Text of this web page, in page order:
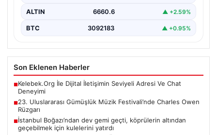
ALTIN 6660.6 ▲ +2.59%
BTC 3092183 ▲ +0.95%
Son Eklenen Haberler
■Kelebek.Org İle Dijital İletişimin Seviyeli Adresi Ve Chat
Deneyimi
■23. Uluslararası Gümüşlük Müzik Festivali’nde Charles Owen
Rüzgarı
■İstanbul Boğazı’ndan dev gemi geçti, köprülerin altından
geçebilmek için kulelerini yatırdı